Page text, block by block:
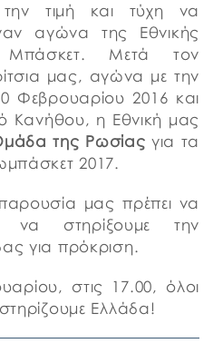
τιμή και τύχη να
αγώνα της Εθνικής
Μπάσκετ. Μετά τον
μας, αγώνα με την
Φεβρουαρίου 2016 και
Κανήθου, η Εθνική μας
της Ρωσίας για τα
2017.
μας πρέπει να
να στηρίξουμε την
για πρόκριση.
στις 17.00, όλοι
Ελλάδα!